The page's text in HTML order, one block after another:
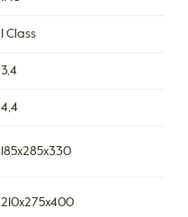
I Class
3,4
4,4
185х285х330
210х275х400